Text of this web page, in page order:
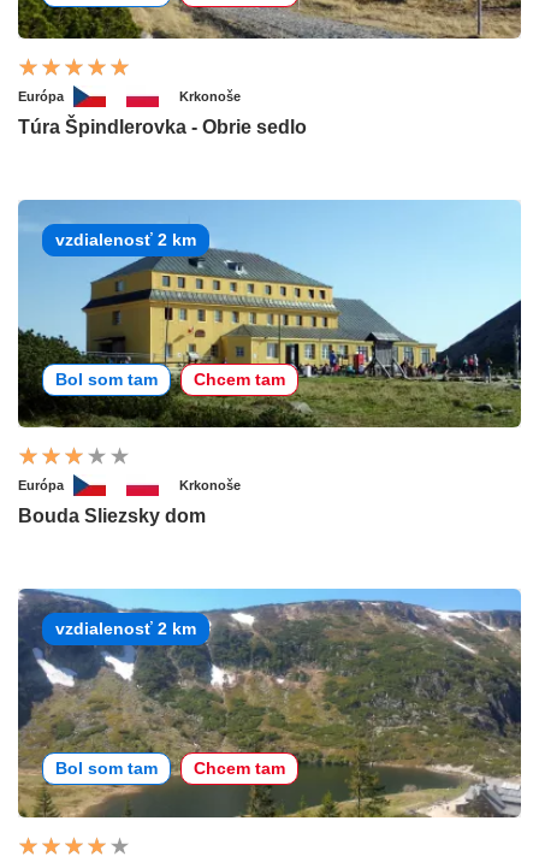
Európa Krkonoše
Túra Špindlerovka - Obrie sedlo
vzdialenosť 2 km
Bol som tam Chcem tam
Európa Krkonoše
Bouda Sliezsky dom
vzdialenosť 2 km
Bol som tam Chcem tam